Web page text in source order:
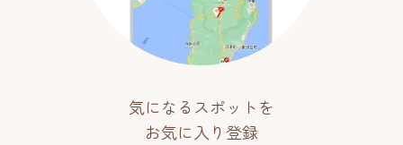
気になるスポットを
お気に入り登録